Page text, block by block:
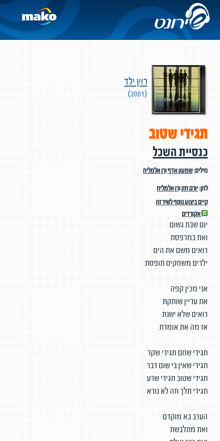
רוץ ילד
(2001)
תגידי שטוב
כנסיית השכל
מילים:שמעון אדףורן אלמליח
לחן:יורם חזןורן אלמליח
קיים ביצוע נוסף לשיר זה
אקורדים
יום שבת גשום
ואת במרפסת
רואים משם את הים
ילדים משחקים תופסת
אני מכין קפה
את עדיין שותקת
רואים שלא ישנת
אז מה את אומרת
תגידי שחם תגידי שקר
תגידי שאין בי שום דבר
תגידי שטוב תגידי שרע
תגידי תלך וזה לא נורא
הערב בא מוקדם
ואת מתלבשת